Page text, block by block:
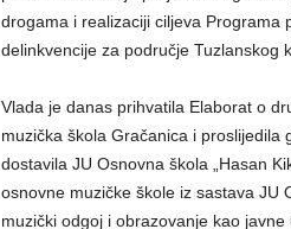
drogama i realizaciji ciljeva Programa
delinkvencije za područje Tuzlanskog
Vlada je danas prihvatila Elaborat o
muzička škola Gračanica i proslijedila
dostavila JU Osnovna škola „Hasan
osnovne muzičke škole iz sastava JU
muzički odgoj i obrazovanje kao